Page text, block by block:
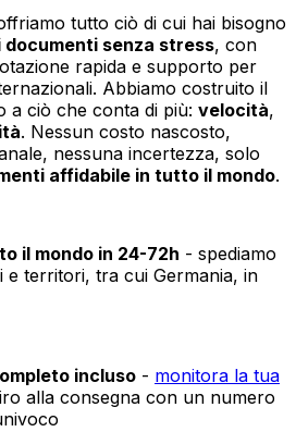
tutto ciò di cui hai bisogno
documenti senza stress, con
rapida e supporto per
Abbiamo costruito il
a ciò che conta di più: velocità,
. Nessun costo nascosto,
nessuna incertezza, solo
affidabile in tutto il mondo.
il mondo in 24-72h - spediamo
e territori, tra cui Germania, in
incluso - monitora la tua
alla consegna con un numero